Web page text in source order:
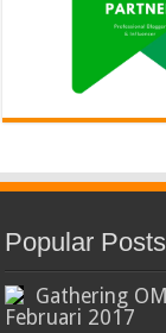
Popular Posts
Gathering
Februari 2017